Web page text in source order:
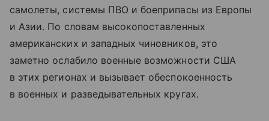
самолеты, системы ПВО и боеприпасы из Европы
и Азии. По словам высокопоставленных
американских и западных чиновников, это
заметно ослабило военные возможности США
в этих регионах и вызывает обеспокоенность
в военных и разведывательных кругах.